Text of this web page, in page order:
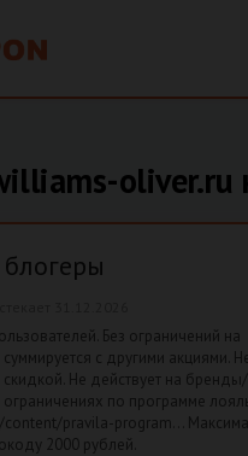
oliver.ru
Без ограничений на
с другими акциями.
Не действует на бренды/
по программе
pravila-program…
2000 рублей.